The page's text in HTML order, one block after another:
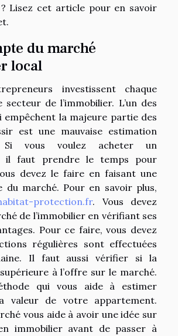
Lisez cet article pour en savoir
du marché
local
investissent chaque
secteur de l’immobilier. L’un des
empêchent la majeure partie des
est une mauvaise estimation
Si vous voulez acheter un
il faut prendre le temps pour
devez le faire en faisant une
du marché. Pour en savoir plus,
protection.fr. Vous devez
de l’immobilier en vérifiant ses
Pour ce faire, vous devez
régulières sont effectuées
Il faut aussi vérifier si la
à l’offre sur le marché.
qui vous aide à estimer
valeur de votre appartement.
vous aide à avoir une idée sur
immobilier avant de passer à